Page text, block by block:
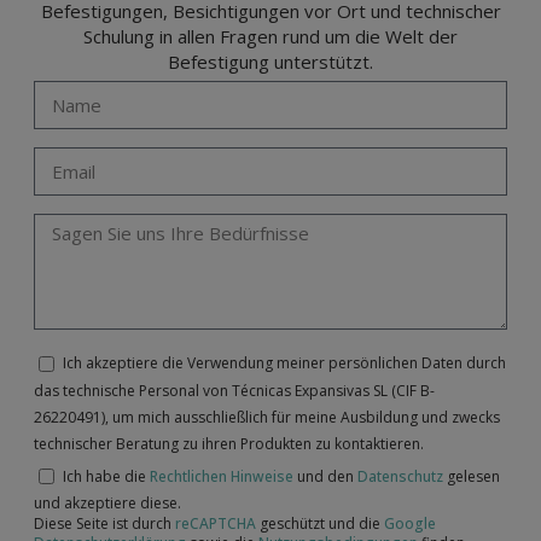
Befestigungen, Besichtigungen vor Ort und technischer
Schulung in allen Fragen rund um die Welt der
Befestigung unterstützt.
Ich akzeptiere die Verwendung meiner persönlichen Daten durch
das technische Personal von Técnicas Expansivas SL (CIF B-
26220491), um mich ausschließlich für meine Ausbildung und zwecks
technischer Beratung zu ihren Produkten zu kontaktieren.
Ich habe die Rechtlichen Hinweise und den Datenschutz gelesen
und akzeptiere diese.
Diese Seite ist durch reCAPTCHA geschützt und die Google